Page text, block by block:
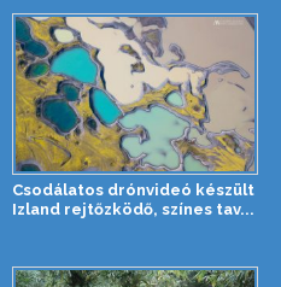
Csodálatos drónvideó készült
Izland rejtőzködő, színes tav...